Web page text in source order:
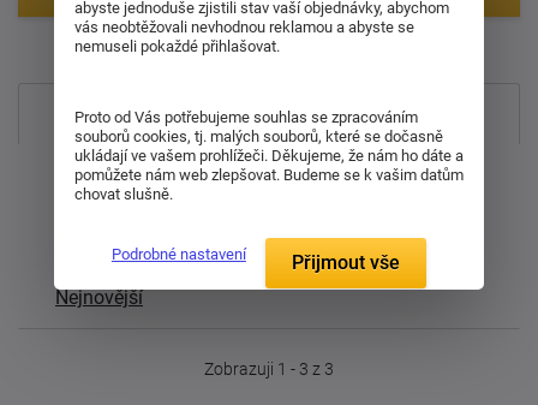
Položek na zobrazení:2
Nejprodávanější
Od nejdražšího
Nejnovější
Zobrazuji 1 - 3 z 3
abyste jednoduše zjistili stav vaší objednávky, abychom
vás neobtěžovali nevhodnou reklamou a abyste se
nemuseli pokaždé přihlašovat.
Proto od Vás potřebujeme souhlas se zpracováním
souborů cookies, tj. malých souborů, které se dočasně
ukládají ve vašem prohlížeči. Děkujeme, že nám ho dáte a
pomůžete nám web zlepšovat. Budeme se k vašim datům
chovat slušně.
Podrobné nastavení Přijmout vše